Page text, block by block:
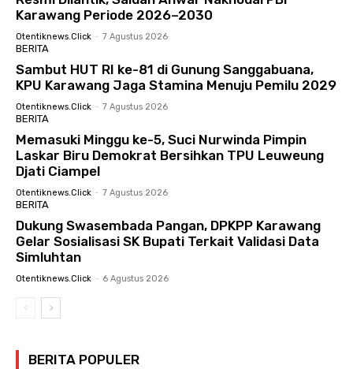
Karawang Periode 2026–2030
Otentiknews.click - 7 Agustus 2026
BERITA
Sambut HUT RI ke-81 di Gunung Sanggabuana,
KPU Karawang Jaga Stamina Menuju Pemilu 2029
Otentiknews.click - 7 Agustus 2026
BERITA
Memasuki Minggu ke-5, Suci Nurwinda Pimpin
Laskar Biru Demokrat Bersihkan TPU Leuweung
Djati Ciampel
Otentiknews.click - 7 Agustus 2026
BERITA
Dukung Swasembada Pangan, DPKPP Karawang
Gelar Sosialisasi SK Bupati Terkait Validasi Data
Simluhtan
Otentiknews.click - 6 Agustus 2026
BERITA POPULER